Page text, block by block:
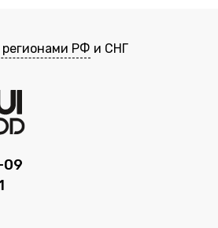
регионами РФ и СНГ
09